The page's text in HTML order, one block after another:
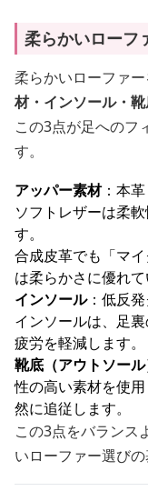
柔らかいローフ
柔らかいローファー
材・インソール・
この3点が足へのフ
す。
アッパー素材：本
ソフトレザーは柔
す。
合成皮革でも「マ
は柔らかさに優れて
インソール：低反
インソールは、足
疲労を軽減します。
靴底（アウトソール
性の高い素材を使
然に追従します。
この3点をバランス
いローファー選びの